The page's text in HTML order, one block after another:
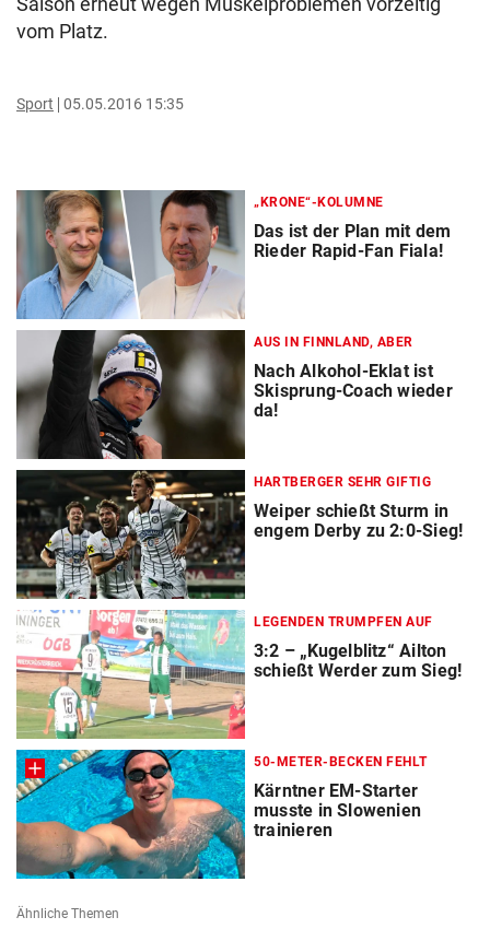
vom Platz.
Sport 05.05.2016 15:35
„KRONE“-KOLUMNE
Das ist der Plan mit dem
Rieder Rapid-Fan Fiala!
AUS IN FINNLAND, ABER
Nach Alkohol-Eklat ist
Skisprung-Coach wieder
da!
HARTBERGER SEHR GIFTIG
Weiper schießt Sturm in
engem Derby zu 2:0-Sieg!
LEGENDEN TRUMPFEN AUF
3:2 – „Kugelblitz“ Ailton
schießt Werder zum Sieg!
50-METER-BECKEN FEHLT
Kärntner EM-Starter
musste in Slowenien
trainieren
Ähnliche Themen